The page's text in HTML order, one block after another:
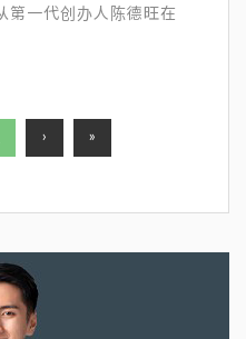
第一代创办人陈德旺在
最早期是以摊车卖红茶冰
是台中一中商圈的知名地
› »